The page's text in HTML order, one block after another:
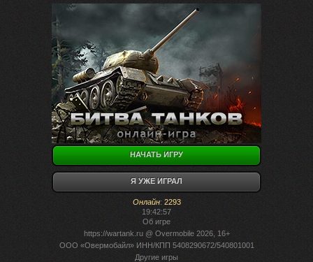
НАЧАТЬ ИГРУ
Я УЖЕ ИГРАЛ
Онлайн: 2293
19:42:57
Об игре
https://wartank.ru@ Overmobile 2026, 16+
ООО «Овермобайл» ИНН/КПП 5408290672/540801001
Другие игры